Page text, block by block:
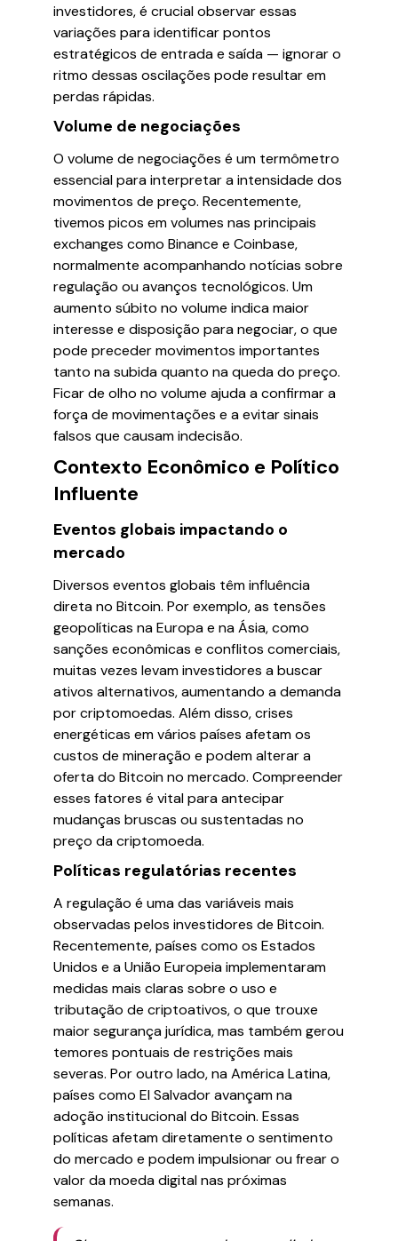
investidores, é crucial observar essas
variações para identificar pontos
estratégicos de entrada e saída — ignorar o
ritmo dessas oscilações pode resultar em
perdas rápidas.
Volume de negociações
O volume de negociações é um termômetro
essencial para interpretar a intensidade dos
movimentos de preço. Recentemente,
tivemos picos em volumes nas principais
exchanges como Binance e Coinbase,
normalmente acompanhando notícias sobre
regulação ou avanços tecnológicos. Um
aumento súbito no volume indica maior
interesse e disposição para negociar, o que
pode preceder movimentos importantes
tanto na subida quanto na queda do preço.
Ficar de olho no volume ajuda a confirmar a
força de movimentações e a evitar sinais
falsos que causam indecisão.
Contexto Econômico e Político
Influente
Eventos globais impactando o
mercado
Diversos eventos globais têm influência
direta no Bitcoin. Por exemplo, as tensões
geopolíticas na Europa e na Ásia, como
sanções econômicas e conflitos comerciais,
muitas vezes levam investidores a buscar
ativos alternativos, aumentando a demanda
por criptomoedas. Além disso, crises
energéticas em vários países afetam os
custos de mineração e podem alterar a
oferta do Bitcoin no mercado. Compreender
esses fatores é vital para antecipar
mudanças bruscas ou sustentadas no
preço da criptomoeda.
Políticas regulatórias recentes
A regulação é uma das variáveis mais
observadas pelos investidores de Bitcoin.
Recentemente, países como os Estados
Unidos e a União Europeia implementaram
medidas mais claras sobre o uso e
tributação de criptoativos, o que trouxe
maior segurança jurídica, mas também gerou
temores pontuais de restrições mais
severas. Por outro lado, na América Latina,
países como El Salvador avançam na
adoção institucional do Bitcoin. Essas
políticas afetam diretamente o sentimento
do mercado e podem impulsionar ou frear o
valor da moeda digital nas próximas
semanas.